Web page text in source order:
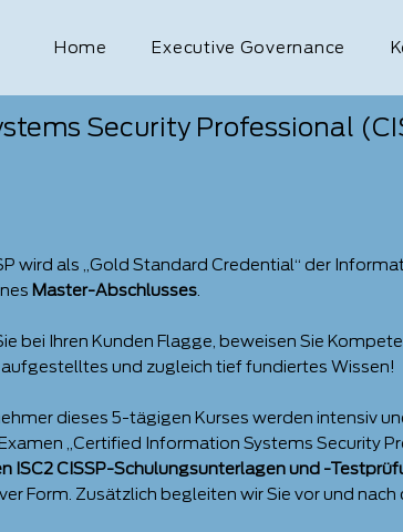
Home Executive Governance
wird als „Gold Standard Credential“ der
Master-Abschlusses.
bei Ihren Kunden Flagge, beweisen Sie
aufgestelltes und zugleich tief fundiertes Wissen!
dieses 5-tägigen Kurses werden intensiv
„Certified Information Systems Security
ISC2 CISSP-Schulungsunterlagen und -
Form. Zusätzlich begleiten wir Sie vor und
Security Professional